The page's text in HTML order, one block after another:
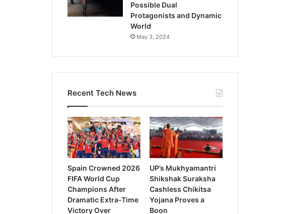
Possible Dual
Protagonists and Dynamic
World
May 3, 2024
Recent Tech News
Spain Crowned 2026
FIFA World Cup
Champions After
Dramatic Extra-Time
Victory Over
UP’s Mukhyamantri
Shikshak Suraksha
Cashless Chikitsa
Yojana Proves a
Boon